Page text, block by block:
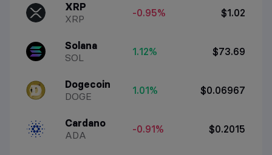
XRP
XRP
-0.95% $1.02
Solana
SOL
1.12% $73.69
Dogecoin
DOGE
1.01% $0.06967
Cardano
ADA
-0.91% $0.2015